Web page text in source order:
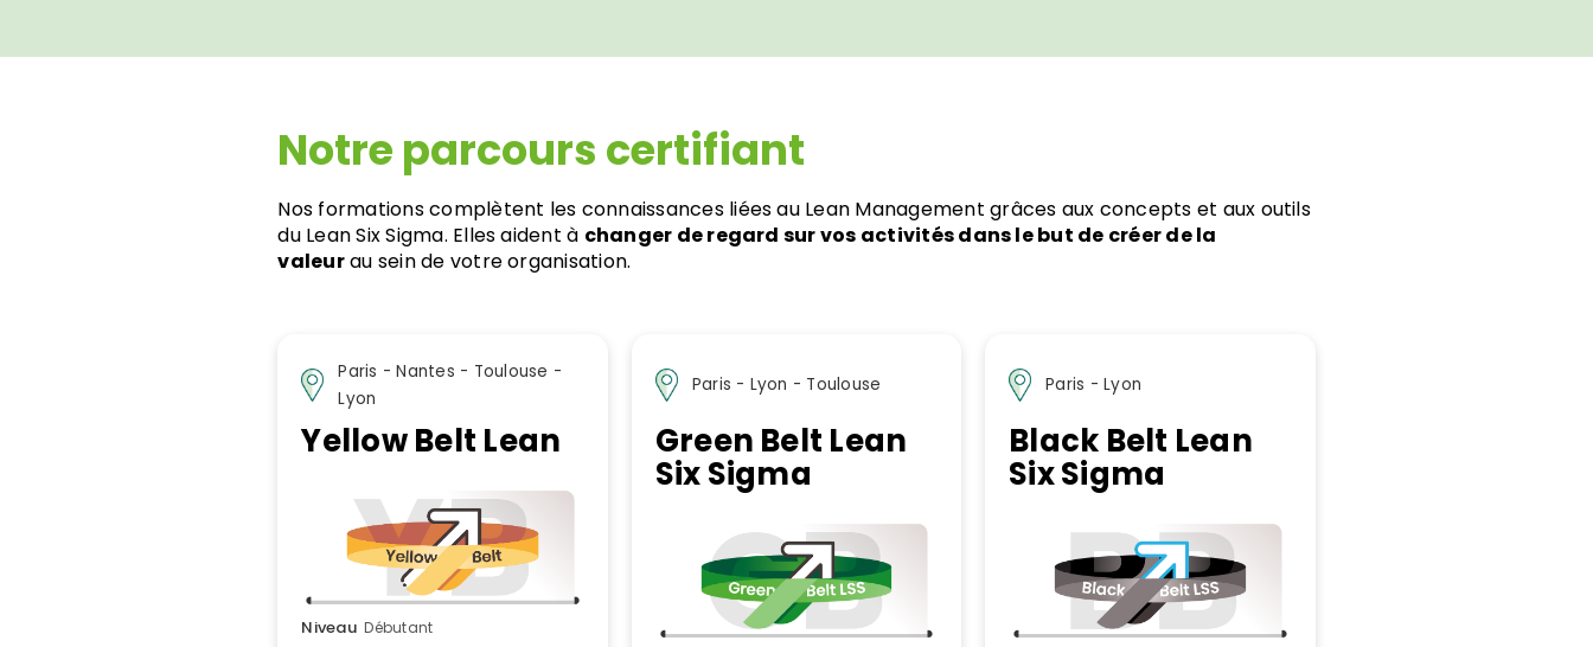
Notre parcours certifiant
Nos formations complètent les connaissances liées au Lean Management grâces aux concepts et aux outils
du Lean Six Sigma. Elles aident à changer de regard sur vos activités dans le but de créer de la
valeurau sein de votre organisation.
Paris - Nantes - Toulouse -
Lyon
Yellow Belt Lean
Niveau Débutant
Paris - Lyon - Toulouse
Green Belt Lean
Six Sigma
Paris - Lyon
Black Belt Lean
Six Sigma